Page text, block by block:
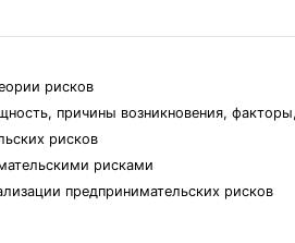
рисков
причины возникновения,
рисков
рисками
предпринимательских рисков